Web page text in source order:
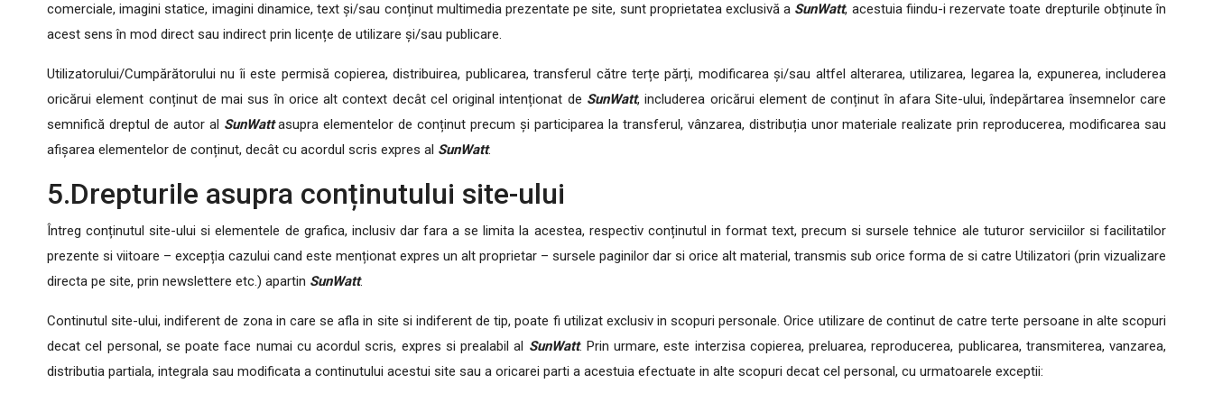
comerciale, imagini statice, imagini dinamice, text și/sau conținut multimedia prezentate pe site, sunt proprietatea exclusivă a SunWatt, acestuia fiindu-i rezervate toate drepturile obținute în
acest sens în mod direct sau indirect prin licențe de utilizare și/sau publicare.
Utilizatorului/Cumpărătorului nu îi este permisă copierea, distribuirea, publicarea, transferul către terțe părți, modificarea și/sau altfel alterarea, utilizarea, legarea la, expunerea, includerea
oricărui element conținut de mai sus în orice alt context decât cel original intenționat de SunWatt, includerea oricărui element de conținut în afara Site-ului, îndepărtarea însemnelor care
semnifică dreptul de autor al SunWattasupra elementelor de conținut precum și participarea la transferul, vânzarea, distribuția unor materiale realizate prin reproducerea, modificarea sau
afișarea elementelor de conținut, decât cu acordul scris expres al SunWatt.
5.Drepturile asupra conținutului site-ului
Întreg conținutul site-ului si elementele de grafica, inclusiv dar fara a se limita la acestea, respectiv conținutul in format text, precum si sursele tehnice ale tuturor serviciilor si facilitatilor
prezente si viitoare – excepția cazului cand este menționat expres un alt proprietar – sursele paginilor dar si orice alt material, transmis sub orice forma de si catre Utilizatori (prin vizualizare
directa pe site, prin newslettere etc.) apartin SunWatt.
Continutul site-ului, indiferent de zona in care se afla in site si indiferent de tip, poate fi utilizat exclusiv in scopuri personale. Orice utilizare de continut de catre terte persoane in alte scopuri
decat cel personal, se poate face numai cu acordul scris, expres si prealabil al SunWatt. Prin urmare, este interzisa copierea, preluarea, reproducerea, publicarea, transmiterea, vanzarea,
distributia partiala, integrala sau modificata a continutului acestui site sau a oricarei parti a acestuia efectuate in alte scopuri decat cel personal, cu urmatoarele exceptii: